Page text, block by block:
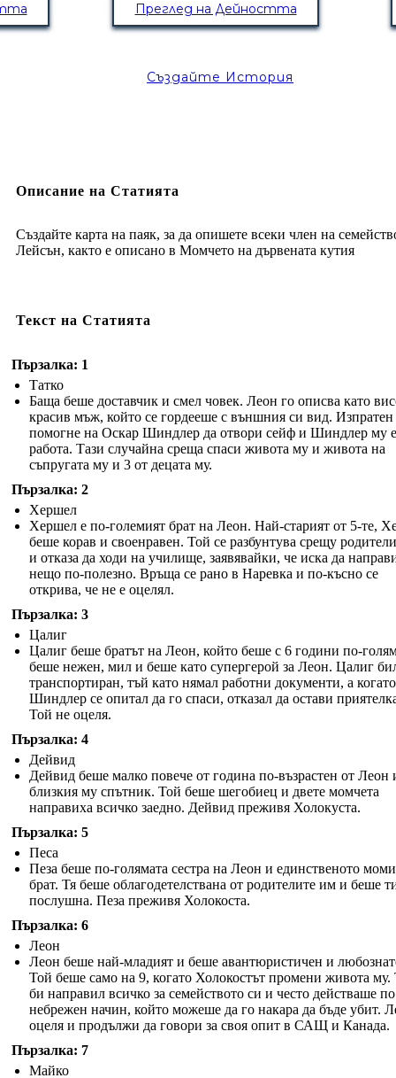
Преглед на Дейността
Създайте История
Описание на Статията
Създайте карта на паяк, за да опишете всеки член на
Лейсън, както е описано в Момчето на дървената кутия
Текст на Статията
Пързалка: 1
Татко
Баща беше доставчик и смел човек. Леон го описва като
красив мъж, който се гордееше с външния си вид. Изпратен
помогне на Оскар Шиндлер да отвори сейф и Шиндлер му
работа. Тази случайна среща спаси живота му и живота на
съпругата му и 3 от децата му.
Пързалка: 2
Хершел
Хершел е по-големият брат на Леон. Най-старият от 5-те,
беше корав и своенравен. Той се разбунтува срещу
и отказа да ходи на училище, заявявайки, че иска да
нещо по-полезно. Връща се рано в Наревка и по-късно се
открива, че не е оцелял.
Пързалка: 3
Цалиг
Цалиг беше братът на Леон, който беше с 6 години по-
беше нежен, мил и беше като супергерой за Леон. Цалиг
транспортиран, тъй като нямал работни документи, а когато
Шиндлер се опитал да го спаси, отказал да остави
Той не оцеля.
Пързалка: 4
Дейвид
Дейвид беше малко повече от година по-възрастен от Леон
близкия му спътник. Той беше шегобиец и двете момчета
направиха всичко заедно. Дейвид преживя Холокуста.
Пързалка: 5
Песа
Пеза беше по-голямата сестра на Леон и единственото
брат. Тя беше облагодетелствана от родителите им и беше
послушна. Пеза преживя Холокоста.
Пързалка: 6
Леон
Леон беше най-младият и беше авантюристичен и
Той беше само на 9, когато Холокостът промени живота му.
би направил всичко за семейството си и често действаше по
небрежен начин, който можеше да го накара да бъде убит.
оцеля и продължи да говори за своя опит в САЩ и Канада.
Пързалка: 7
Майко